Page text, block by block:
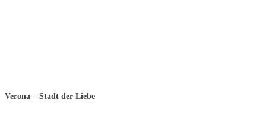
Verona – Stadt der Liebe